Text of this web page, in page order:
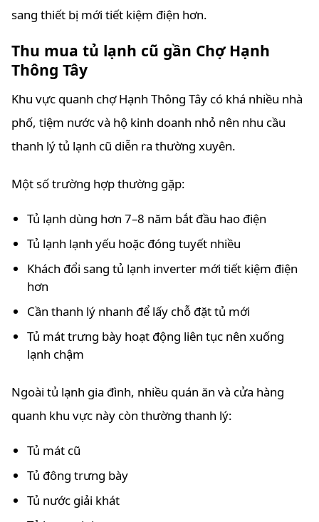
sang thiết bị mới tiết kiệm điện hơn.
Thu mua tủ lạnh cũ gần Chợ Hạnh
Thông Tây
Khu vực quanh chợ Hạnh Thông Tây có khá nhiều nhà
phố, tiệm nước và hộ kinh doanh nhỏ nên nhu cầu
thanh lý tủ lạnh cũ diễn ra thường xuyên.
Một số trường hợp thường gặp:
Tủ lạnh dùng hơn 7–8 năm bắt đầu hao điện
Tủ lạnh lạnh yếu hoặc đóng tuyết nhiều
Khách đổi sang tủ lạnh inverter mới tiết kiệm điện
hơn
Cần thanh lý nhanh để lấy chỗ đặt tủ mới
Tủ mát trưng bày hoạt động liên tục nên xuống
lạnh chậm
Ngoài tủ lạnh gia đình, nhiều quán ăn và cửa hàng
quanh khu vực này còn thường thanh lý:
Tủ mát cũ
Tủ đông trưng bày
Tủ nước giải khát